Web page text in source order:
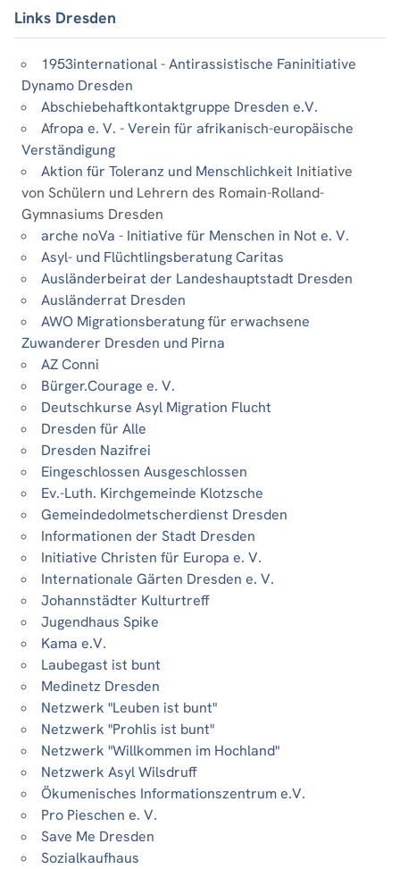
Links Dresden
1953international - Antirassistische Faninitiative
Dynamo Dresden
Abschiebehaftkontaktgruppe Dresden e.V.
Afropa e. V. - Verein für afrikanisch-europäische
Verständigung
Aktion für Toleranz und Menschlichkeit Initiative
von Schülern und Lehrern des Romain-Rolland-
Gymnasiums Dresden
arche noVa - Initiative für Menschen in Not e. V.
Asyl- und Flüchtlingsberatung Caritas
Ausländerbeirat der Landeshauptstadt Dresden
Ausländerrat Dresden
AWO Migrationsberatung für erwachsene
Zuwanderer Dresden und Pirna
AZ Conni
Bürger.Courage e. V.
Deutschkurse Asyl Migration Flucht
Dresden für Alle
Dresden Nazifrei
Eingeschlossen Ausgeschlossen
Ev.-Luth. Kirchgemeinde Klotzsche
Gemeindedolmetscherdienst Dresden
Informationen der Stadt Dresden
Initiative Christen für Europa e. V.
Internationale Gärten Dresden e. V.
Johannstädter Kulturtreff
Jugendhaus Spike
Kama e.V.
Laubegast ist bunt
Medinetz Dresden
Netzwerk "Leuben ist bunt"
Netzwerk "Prohlis ist bunt"
Netzwerk "Willkommen im Hochland"
Netzwerk Asyl Wilsdruff
Ökumenisches Informationszentrum e.V.
Pro Pieschen e. V.
Save Me Dresden
Sozialkaufhaus